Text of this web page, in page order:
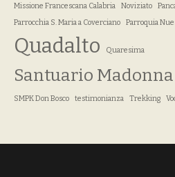
Missione Francescana Calabria Noviziato
Parrocchia S. Maria a Coverciano
Parroquia
Quadalto Quaresima
Santuario
SMPK Don Bosco testimonianza Trekking